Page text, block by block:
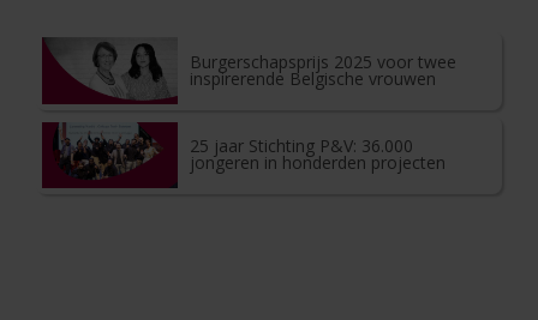
Burgerschapsprijs 2025 voor twee
inspirerende Belgische vrouwen
25 jaar Stichting P&V: 36.000
jongeren in honderden projecten